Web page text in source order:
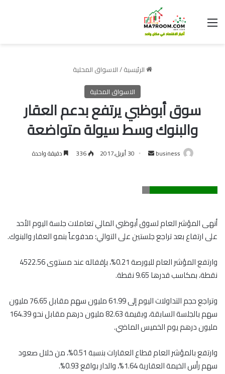
القائمة
الرئيسية/الاسواق المحلية
الاسواق المحلية
سوق أبوظبي يرتفع بدعم العقار
والبنوك وسط سيولة متواضعة
business
أرسل 30 أبريل,2017 336 دقيقة واحدة
أنهى المؤشر العام لسوق أبوظبي المالي تعاملات جلسة اليوم الأحد
على ارتفاع بعد تراجع جلستين على التوالي؛ مدفوعاً بنمو العقار والبنوك.
وارتفع المؤشر العام للبورصة 0.21%، بإقفاله عند مستوى 4522.56
نقطة، بمكاسب قدرها 9.65 نقطة.
وتراجع حجم التداولات اليوم إلى 61.99 مليون سهم مقابل 76.65 مليون
سهم بالجلسة السابقة، وبقيمة 82.63 مليون درهم مقابل نحو 164.39
مليون درهم يوم الخميس الماضي.
وارتفع بالمؤشر العام قطاع العقارات بنسبة 0.51%، من خلال صعود
سهم رأس الخيمة العقارية 1.64%، والدار بواقع 0.93%.